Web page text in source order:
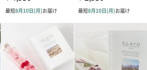
パやサロン、アスリートケア、自然療法の